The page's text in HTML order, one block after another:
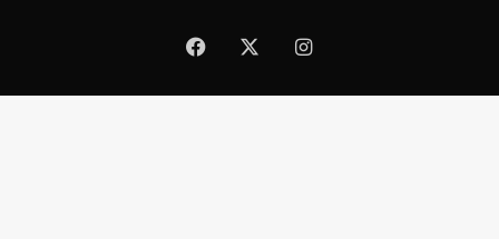
Facebook Instagram